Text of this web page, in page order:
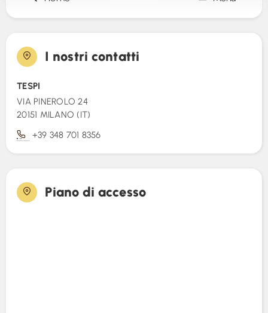
Foto (0)
I nostri contatti
TESPI
VIA PINEROLO 24
20151 MILANO (IT)
+39 348 701 8356
Piano di accesso